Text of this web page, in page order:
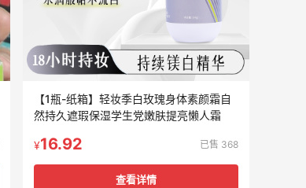
【1瓶-纸箱】轻妆季白玫瑰身体素颜霜自
然持久遮瑕保湿学生党嫩肤提亮懒人霜
¥16.92 已售 368
查看详情